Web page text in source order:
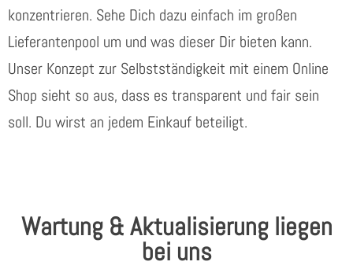
konzentrieren. Sehe Dich dazu einfach im großen
Lieferantenpool um und was dieser Dir bieten kann.
Unser Konzept zur Selbstständigkeit mit einem Online
Shop sieht so aus, dass es transparent und fair sein
soll. Du wirst an jedem Einkauf beteiligt.
Wartung & Aktualisierung liegen
bei uns